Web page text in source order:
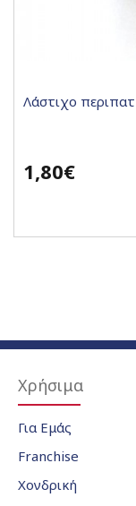
Λάστιχo
1,80€
Χρήσιμα
Για Εμάς
Franchise
Χονδρική